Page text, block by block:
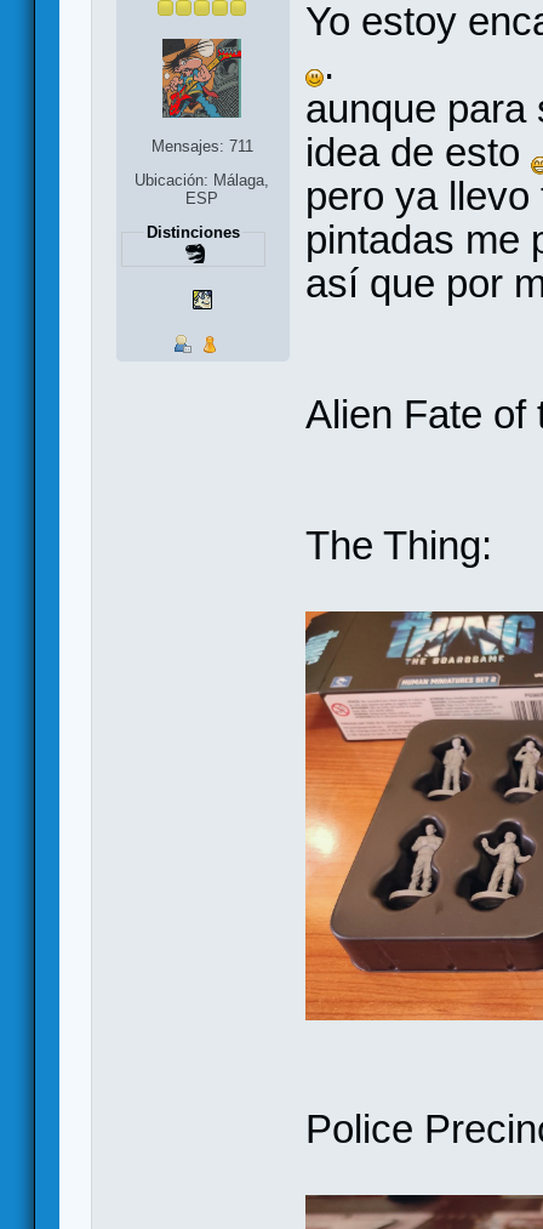
Mensajes: 711
Ubicación: Málaga,
ESP
Distinciones
Yo estoy
.
aunque para
idea de esto
pero ya
pintadas me
así que por
Alien Fate of
The Thing:
Police